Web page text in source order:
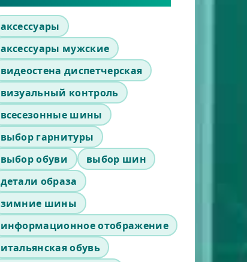
аксессуары
аксессуары мужские
видеостена диспетчерская
визуальный контроль
всесезонные шины
выбор гарнитуры
выбор обуви
выбор шин
детали образа
зимние шины
информационное отображение
итальянская обувь